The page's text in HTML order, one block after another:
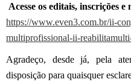
Acesse os editais, inscrições
https://www.even3.com.br/ii-
multiprofissional-ii-
Agradeço, desde já, pela
disposição para quaisquer